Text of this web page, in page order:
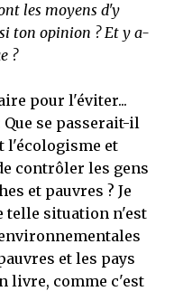
les moyens d'y
ton opinion ? Et y a-
?
pour l'éviter...
se passerait-il
l'écologisme et
contrôler les gens
et pauvres ? Je
telle situation n'est
et les pays
livre, comme c'est